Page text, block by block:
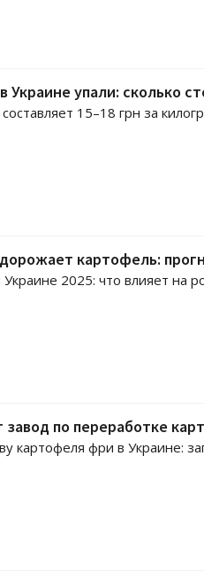
Украине упали: сколько
15–18 грн за
картофель:
2025: что влияет на
по переработке
картофеля фри в Украине: